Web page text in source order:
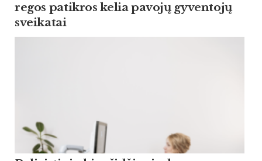
regos patikros kelia pavojų gyventojų
sveikatai